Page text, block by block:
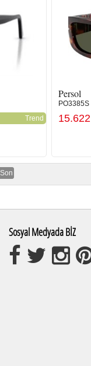
Trend
Persol
Son
Sosyal Medyada BİZ